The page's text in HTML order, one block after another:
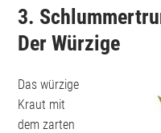
3.
Der Würzige
Das würzige
Kraut mit
dem zarten